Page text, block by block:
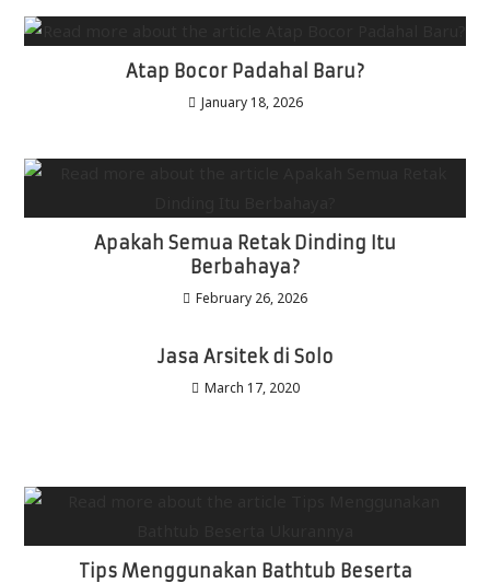
Atap Bocor Padahal Baru?
January 18, 2026
Apakah Semua Retak Dinding Itu
Berbahaya?
February 26, 2026
Jasa Arsitek di Solo
March 17, 2020
Tips Menggunakan Bathtub Beserta